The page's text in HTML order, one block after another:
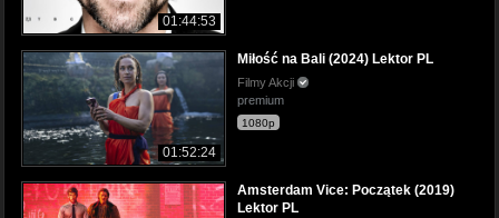
01:44:53
01:52:24
Miłość na Bali (2024) Lektor PL
Filmy Akcji
premium
1080p
Amsterdam Vice: Początek (2019)
Lektor PL